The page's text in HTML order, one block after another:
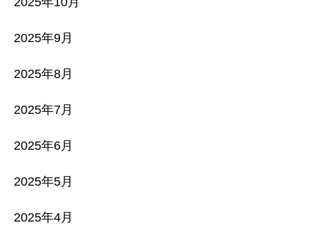
2025年9月
2025年8月
2025年7月
2025年6月
2025年5月
2025年4月